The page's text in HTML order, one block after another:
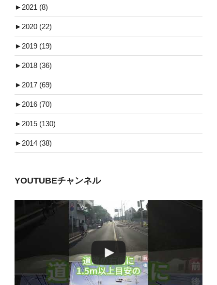
► 2021 (8)
► 2020 (22)
► 2019 (19)
► 2018 (36)
► 2017 (69)
► 2016 (70)
► 2015 (130)
► 2014 (38)
YOUTUBEチャンネル